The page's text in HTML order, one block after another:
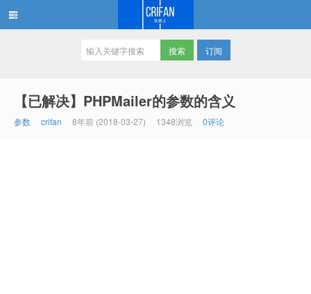
订阅
【已解决】PHPMailer的参数的含义
参数 crifan 8年前 (2018-03-27) 1348浏览 0评论